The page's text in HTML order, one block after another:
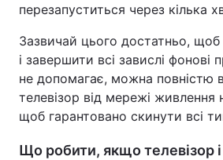
перезапуститься через кілька
Зазвичай цього достатньо, щоб
і завершити всі завислі
не допомагає, можна повністю
телевізор від мережі живлення
щоб гарантовано скинути всі
Що робити, якщо телевізор